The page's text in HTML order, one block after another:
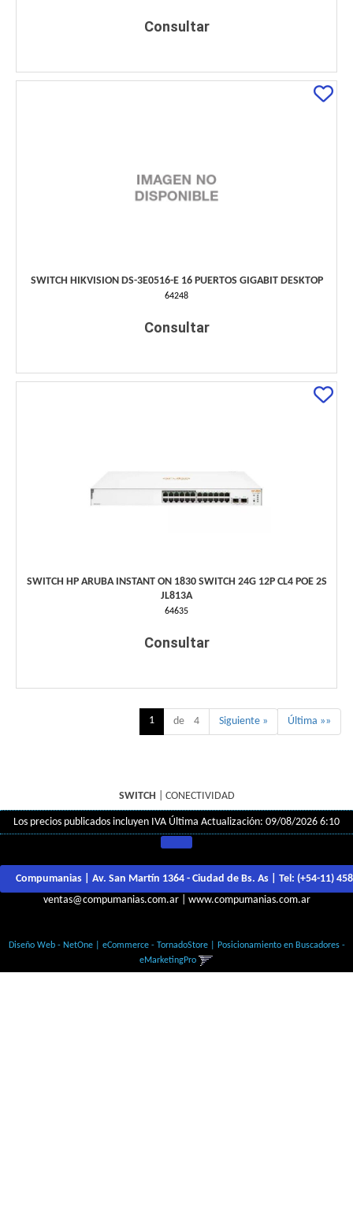
Consultar
SWITCH HIKVISION DS-3E0516-E 16 PUERTOS GIGABIT DESKTOP
64248
Consultar
SWITCH HP ARUBA INSTANT ON 1830 SWITCH 24G 12P CL4 POE 2S
JL813A
64635
Consultar
1 de 4 Siguiente » Última »»
SWITCH CONECTIVIDAD
Los precios publicados incluyen IVA Última Actualización: 09/08/2026 6:10
Compumanias | Av. San Martín 1364 - Ciudad de Bs. As | Tel: (+54-11)
ventas@compumanias.com.ar| www.compumanias.com.ar
Diseño Web - NetOne| eCommerce - TornadoStore| Posicionamiento en Buscadores -
eMarketingPro